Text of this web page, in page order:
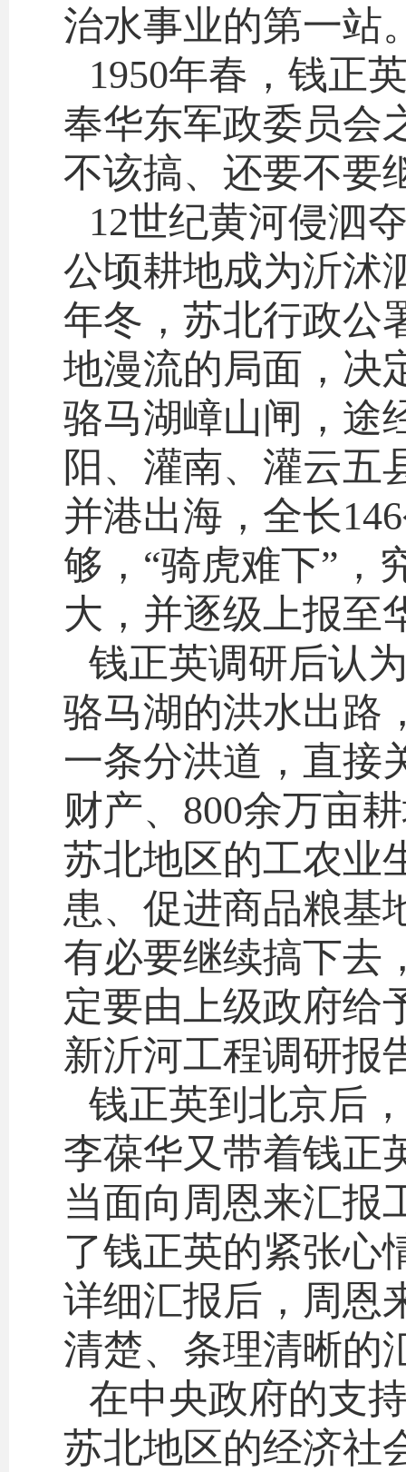
治水事业的第一站
1950年春，钱正
奉华东军政委员会
不该搞、还要不要
12世纪黄河侵泗
公顷耕地成为沂沭
年冬，苏北行政公
地漫流的局面，决
骆马湖嶂山闸，途
阳、灌南、灌云五
并港出海，全长
够，“骑虎难下”，
大，并逐级上报至
钱正英调研后认
骆马湖的洪水出路
一条分洪道，直接
财产、800余万亩
苏北地区的工农业
患、促进商品粮基
有必要继续搞下去
定要由上级政府给
新沂河工程调研报
钱正英到北京后
李葆华又带着钱正
当面向周恩来汇报
了钱正英的紧张心
详细汇报后，周恩
清楚、条理清晰的
在中央政府的支
苏北地区的经济社